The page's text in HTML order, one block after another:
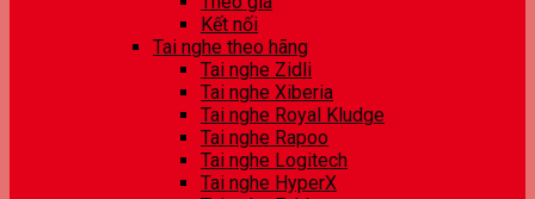
Kết nối
Tai nghe theo hãng
Tai nghe Zidli
Tai nghe Xiberia
Tai nghe Royal Kludge
Tai nghe Rapoo
Tai nghe Logitech
Tai nghe HyperX